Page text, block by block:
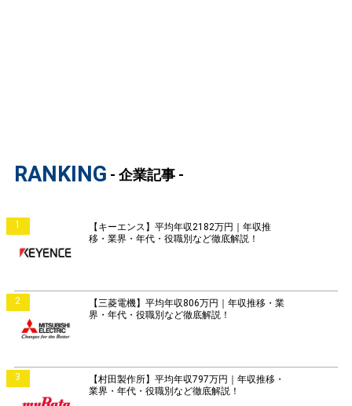
RANKING - 企業記事 -
1
【キーエンス】平均年収2182万円｜年収推
移・業界・年代・役職別など徹底解説！
2
【三菱電機】平均年収806万円｜年収推移・業
界・年代・役職別など徹底解説！
3
【村田製作所】平均年収797万円｜年収推移・
業界・年代・役職別など徹底解説！